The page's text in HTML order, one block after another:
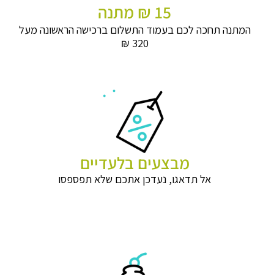
15 ₪ מתנה
המתנה תחכה לכם בעמוד התשלום ברכישה הראשונה מעל
320 ₪
מבצעים בלעדיים
אל תדאגו, נעדכן אתכם שלא תפספסו